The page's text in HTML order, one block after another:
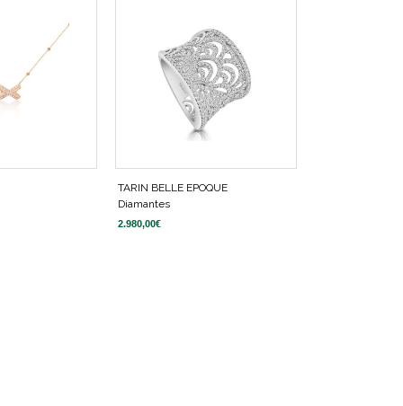
TARIN BELLE EPOQUE
Diamantes
2.980,00€